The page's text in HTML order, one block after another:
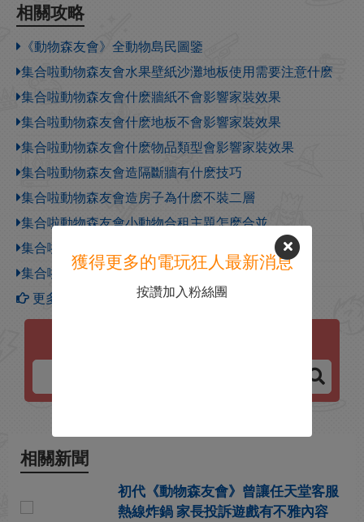
相關攻略
《動物森友會》全動物島民圖鑒
集合啦動物森友會水果壁紙沙灘地板使用需要注意什麽
集合啦動物森友會什麽牆紙不會影響家裝效果
集合啦動物森友會什麽地板不會影響家裝效果
集合啦動物森友會什麽物品類型會影響家裝效果
集合啦動物森友會造隔斷牆有什麽技巧
集合啦動物森友會造房子為什麽不裝二層
集合啦動物森友會小動物合租主題怎麽合並
集合啦動物森友會小動物合租有什麽特點
集合啦動物森友會房子的小動物怎麽選
更多【集合啦！動物森友會】攻略
相關新聞
初代《動物森友會》曾讓任天堂客服
熱線炸鍋 家長投訴遊戲有不雅內容
獲得更多的電玩狂人最新消息
按讚加入粉絲團